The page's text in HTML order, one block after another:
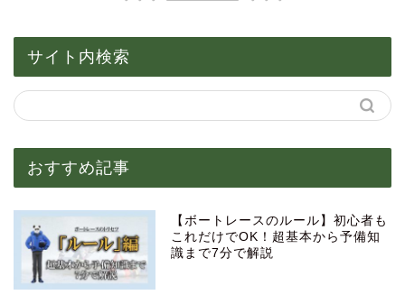
サイト内検索
おすすめ記事
【ボートレースのルール】初心者も
これだけでOK！超基本から予備知
識まで7分で解説